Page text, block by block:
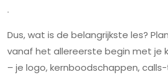
.
Dus, wat is de belangrijkste les?
vanaf het allereerste begin met je
– je logo, kernboodschappen,